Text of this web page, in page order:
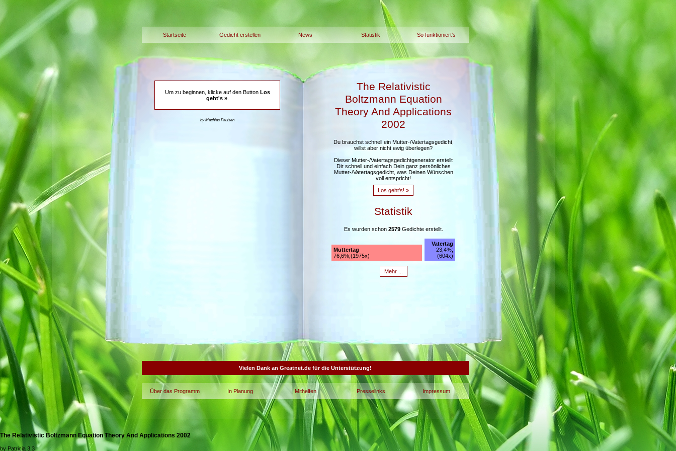
Startseite Gedicht erstellen News Statistik So funktioniert's
Um zu beginnen, klicke auf den Button Los
geht's ».
by Matthias Paulsen
The Relativistic
Boltzmann Equation
Theory And Applications
2002
Du brauchst schnell ein Mutter-/Vatertagsgedicht,
willst aber nicht ewig überlegen?
Dieser Mutter-/Vatertagsgedichtgenerator erstellt
Dir schnell und einfach Dein ganz persönliches
Mutter-/Vatertagsgedicht, was Deinen Wünschen
voll entspricht!
Los geht's! »
Statistik
Es wurden schon 2579Gedichte erstellt.
Muttertag
76,6%;(1975x)
Vatertag
23,4%;
(604x)
Mehr ...
Vielen Dank an Greatnet.de für die Unterstützung!
Über das Programm In Planung Mithelfen Presselinks Impressum
The Relativistic Boltzmann Equation Theory And Applications 2002
by Patricia 3.3